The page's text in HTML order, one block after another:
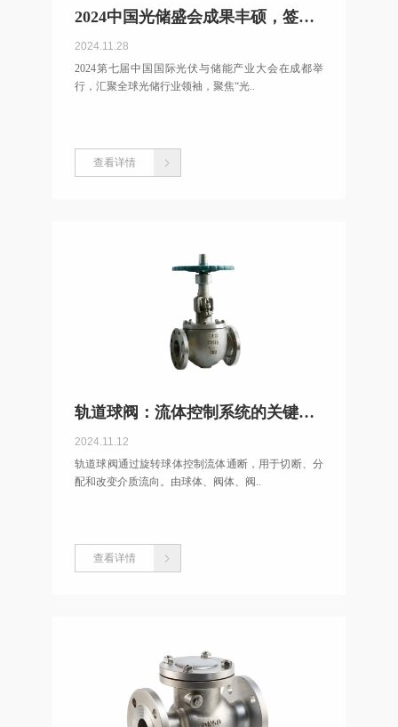
2024中国光储盛会成果丰硕，签约超300亿共绘绿色发展蓝图
2024.11.28
2024第七届中国国际光伏与储能产业大会在成都举
行，汇聚全球光储行业领袖，聚焦“光..
查看详情
轨道球阀：流体控制系统的关键组件
2024.11.12
轨道球阀通过旋转球体控制流体通断，用于切断、分
配和改变介质流向。由球体、阀体、阀..
查看详情